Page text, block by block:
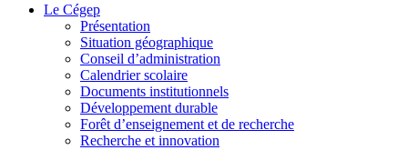
Le Cégep
Présentation
Situation géographique
Conseil d’administration
Calendrier scolaire
Documents institutionnels
Développement durable
Forêt d’enseignement et de recherche
Recherche et innovation